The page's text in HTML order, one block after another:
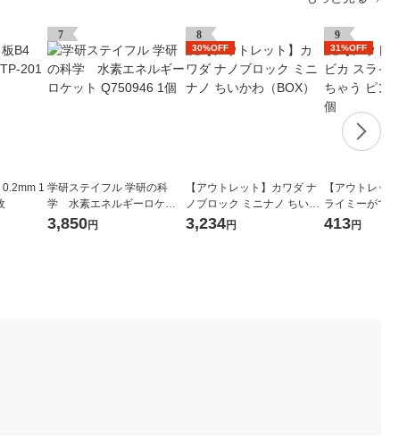
1
7
学研ステイフル 学研の科
学 水素エネルギーロケッ
ト Q750946 1個
3,850円
8
30%OFF
【アウトレット】カワダ ナ
ノブロック ミニナノ ちいか
わ（BOX）
3,234円
9
31%OFF
【アウトレッ
ライミーがで
ク 090681 1個
413円